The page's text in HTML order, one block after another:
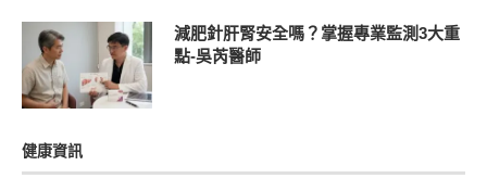
減肥針肝腎安全嗎？掌握專業監測3大重
點-吳芮醫師
健康資訊